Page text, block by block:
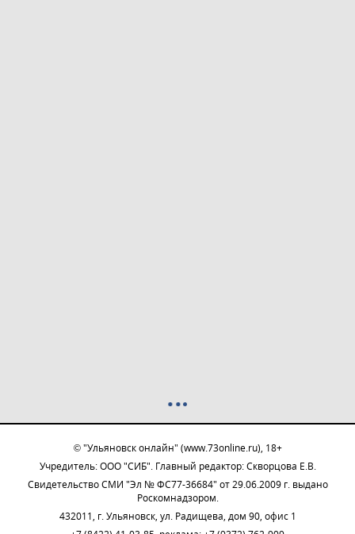
© "Ульяновск онлайн" (www.73online.ru), 18+
Учредитель: ООО "СИБ". Главный редактор: Скворцова Е.В.
Свидетельство СМИ "Эл № ФС77-36684" от 29.06.2009 г. выдано
Роскомнадзором.
432011, г. Ульяновск, ул. Радищева, дом 90, офис 1